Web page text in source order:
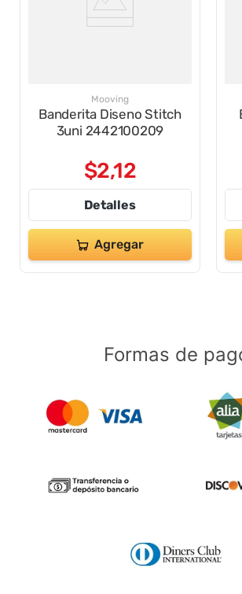
Mooving
Banderita Diseno Stitch
3uni 2442100209
$2,12
Detalles
Agregar
Formas de